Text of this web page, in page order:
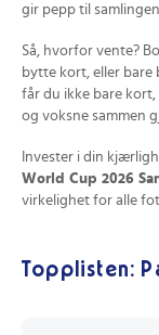
gir pepp til
Så, hvorfor vente?
bytte kort, eller bare
får du ikke bare kort,
og voksne sammen
Invester i din
World Cup 2026
virkelighet for alle
Topplisten: